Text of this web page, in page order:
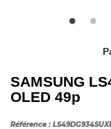
SAMSUNG
OLED 49p
Référence :